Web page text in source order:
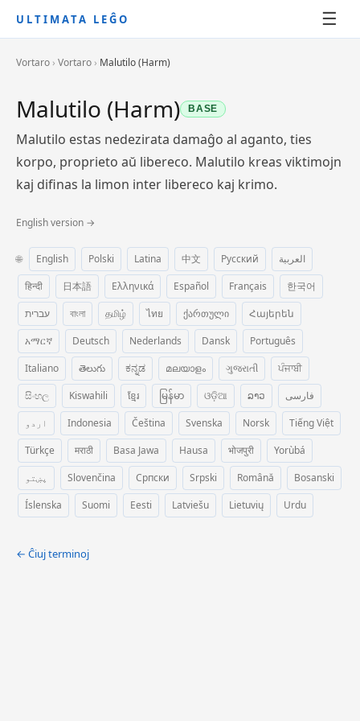
ULTIMATA LEĜO ☰
Vortaro › Vortaro › Malutilo (Harm)
Malutilo (Harm) BASE
Malutilo estas nedezirata damaĝo al aganto, ties
korpo, proprieto aŭ libereco. Malutilo kreas viktimojn
kaj difinas la limon inter libereco kaj krimo.
English version →
🌐 English Polski Latina 中文 Русский
العربية
हिन्दी
日本語 Ελληνικά Español Français
한국어
עברית
বাংলা தமிழ் ไทย ქართული
Հայերեն
አማርኛ
Deutsch Nederlands Dansk
Português
Italiano
తెలుగు ಕನ್ನಡ മലയാളം ગુજરાતી
ਪੰਜਾਬੀ
සිංහල
Kiswahili ខ្មែរ မြန်မာ ଓଡ଼ିଆ ລາວ
فارسی
اردو
Indonesia Čeština Svenska Norsk
Tiếng Việt
Türkçe
मराठी Basa Jawa Hausa भोजपुरी
Yorùbá
پښتو
Slovenčina Српски Srpski Română
Bosanski
Íslenska
Suomi Eesti Latviešu Lietuvių Urdu
← Ĉiuj terminoj